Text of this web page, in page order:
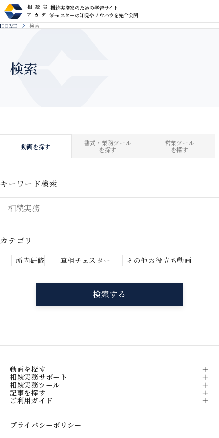
相続実務家のための学習サイト
チェスターの知見やノウハウを完全公開
メ
HOME 検索
検索
動画を探す
書式・業務ツール
を探す
営業ツール
を探す
キーワード検索
カテゴリ
所内研修 真相チェスター その他お役立ち動画
動画を探す
相続実務サポート
相続実務ツール
記事を探す
ご利用ガイド
プライバシーポリシー